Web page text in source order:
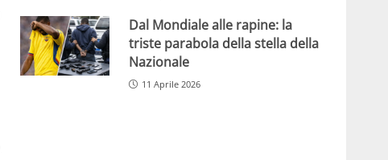
Dal Mondiale alle rapine: la
triste parabola della stella della
Nazionale
11 Aprile 2026